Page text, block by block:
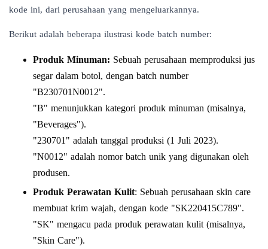
kode ini, dari perusahaan yang mengeluarkannya.
Berikut adalah beberapa ilustrasi kode batch number:
Produk Minuman: Sebuah perusahaan memproduksi jus
segar dalam botol, dengan batch number
"B230701N0012".
"B" menunjukkan kategori produk minuman (misalnya,
"Beverages").
"230701" adalah tanggal produksi (1 Juli 2023).
"N0012" adalah nomor batch unik yang digunakan oleh
produsen.
Produk Perawatan Kulit: Sebuah perusahaan skin care
membuat krim wajah, dengan kode "SK220415C789".
"SK" mengacu pada produk perawatan kulit (misalnya,
"Skin Care").